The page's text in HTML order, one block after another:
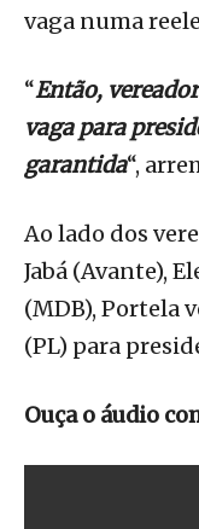
vaga numa
“Então,
vaga para
garantida“,
Ao lado dos
Jabá (Avante),
(MDB), Portela
(PL) para
Ouça o áudio